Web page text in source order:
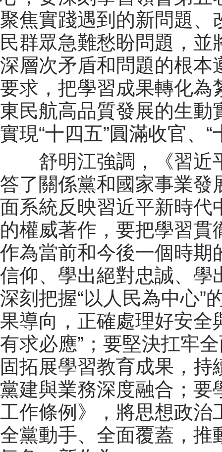
聚焦實踐遇到的新問題、
民群眾急難愁盼問題，
深層次矛盾和問題的根本
要求，把學習成果轉化為
東民航高品質發展的生動
實現“十四五”圓滿收官、
舒明江強調，《習近
答了關係黨和國家事業發
面系統反映習近平新時代
的權威著作，要把學習
作為當前和今後一個時期
信仰、學出絕對忠誠、學
深刻把握“以人民為中心”
果導向，正確處理好安全
有求必應”；要堅決扛牢
固拓展學習教育成果，
黨建與業務深度融合；要
工作條例》，將思想政治
全黨動手、全面覆蓋，推